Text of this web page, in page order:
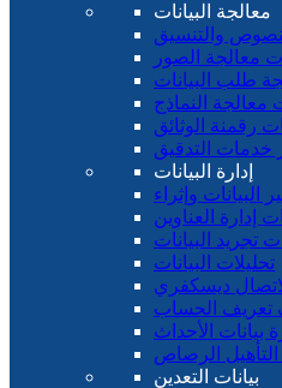
معالجة البيانات
والتنسيق
معالجة الصور
طلب البيانات
معالجة النماذج
رقمنة الوثائق
خدمات التدقيق
إدارة البيانات
البيانات وإثراء
إدارة العناوين
تجريد البيانات
تحليلات البيانات
ديسكفري
الحساب
بيانات الأحداث
الرصاص
بيانات التعدين